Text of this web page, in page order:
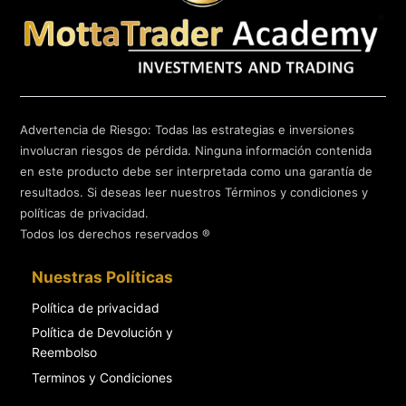
Advertencia de Riesgo: Todas las estrategias e inversiones
involucran riesgos de pérdida. Ninguna información contenida
en este producto debe ser interpretada como una garantía de
resultados. Si deseas leer nuestros Términos y condiciones y
políticas de privacidad.
Todos los derechos reservados ®
Nuestras Políticas
Política de privacidad
Política de Devolución y
Reembolso
Terminos y Condiciones